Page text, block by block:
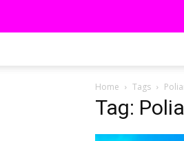
Home Tags
Tag: